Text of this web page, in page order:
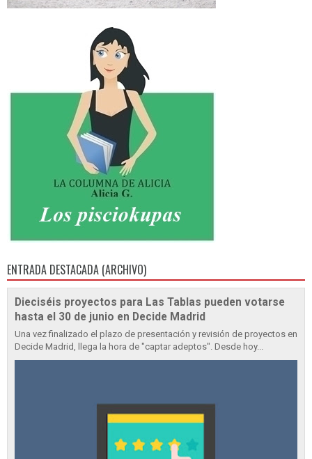
ENTRADA DESTACADA (ARCHIVO)
Dieciséis proyectos para Las Tablas pueden votarse
hasta el 30 de junio en Decide Madrid
Una vez finalizado el plazo de presentación y revisión de proyectos en
Decide Madrid, llega la hora de "captar adeptos". Desde hoy...